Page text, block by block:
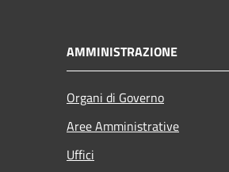
AMMINISTRAZIONE
Organi di Governo
Aree Amministrative
Uffici